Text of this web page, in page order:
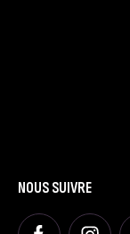
NOUS SUIVRE